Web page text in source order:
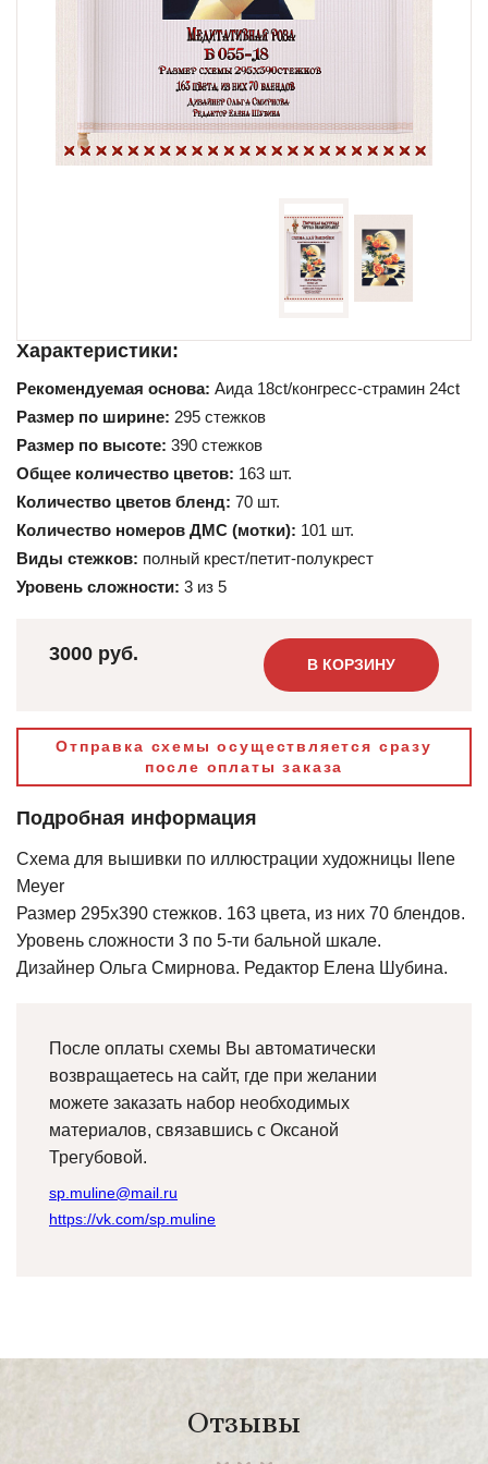
Характеристики:
Рекомендуемая основа: Аида 18ct/конгресс-страмин 24ct
Размер по ширине: 295 стежков
Размер по высоте: 390 стежков
Общее количество цветов: 163 шт.
Количество цветов бленд: 70 шт.
Количество номеров ДМС (мотки): 101 шт.
Виды стежков: полный крест/петит-полукрест
Уровень сложности: 3 из 5
3000 руб. В КОРЗИНУ
Отправка схемы осуществляется сразу
после оплаты заказа
Подробная информация
Схема для вышивки по иллюстрации художницы Ilene
Meyer
Размер 295х390 стежков. 163 цвета, из них 70 блендов.
Уровень сложности 3 по 5-ти бальной шкале.
Дизайнер Ольга Смирнова. Редактор Елена Шубина.
После оплаты схемы Вы автоматически
возвращаетесь на сайт, где при желании
можете заказать набор необходимых
материалов, связавшись с Оксаной
Трегубовой.
sp.muline@mail.ru
https://vk.com/sp.muline
Отзывы